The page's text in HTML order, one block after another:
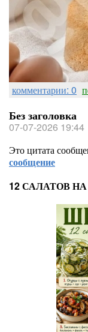
комментарии: 0
Без заголовка
07-07-2026 19:44
Это цитата
сообщение
12 САЛАТОВ